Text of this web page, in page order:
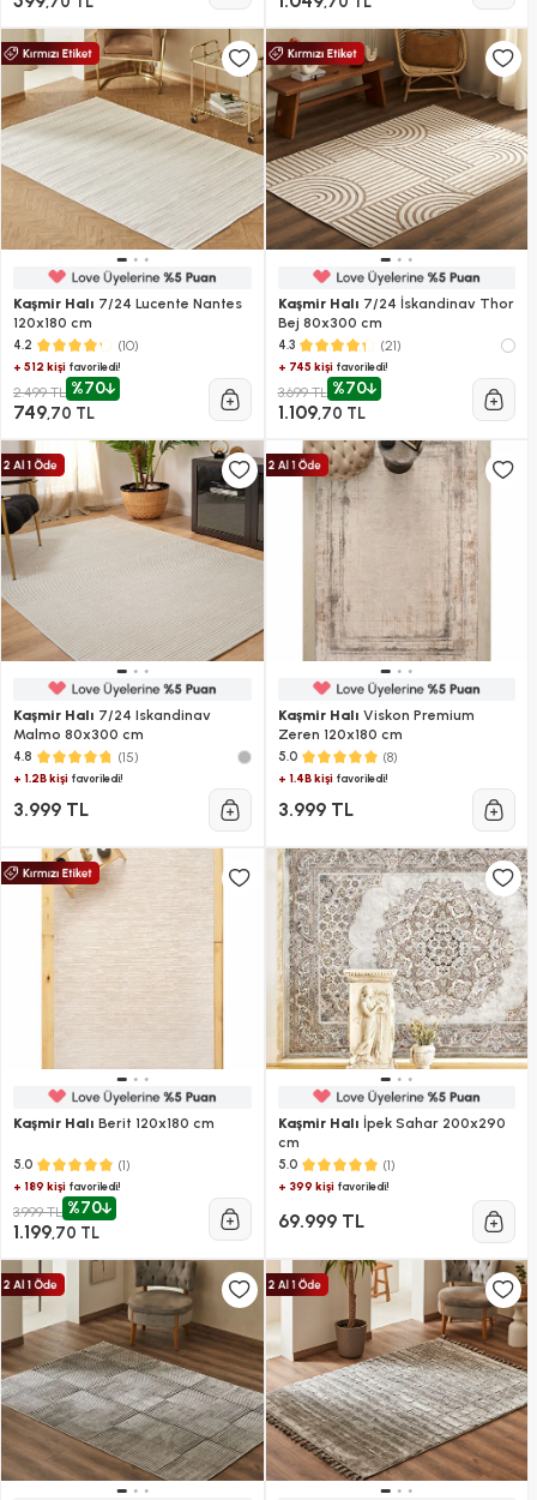
Kaşmir Halı 7/24 Lucente Nantes
120x180 cm
4.2 (10)
+ 512 kişi favoriledi!
2.499 TL %70
749,70 TL
Kaşmir Halı 7/24 İskandinav Thor
Bej 80x300 cm
4.3 (21)
+ 745 kişifavoriledi!
3.699 TL %70
1.109,70 TL
Kaşmir Halı 7/24 Iskandinav
Malmo 80x300 cm
4.8 (15)
+ 1.2B kişi favoriledi!
3.999 TL
Kaşmir Halı Viskon Premium
Zeren 120x180 cm
5.0 (8)
+ 1.4B kişifavoriledi!
3.999 TL
Kaşmir Halı Berit 120x180 cm
5.0 (1)
+ 189 kişi favoriledi!
3.999 TL %70
1.199,70 TL
Kaşmir Halı İpek Sahar 200x290
cm
5.0 (1)
+ 399 kişifavoriledi!
69.999 TL